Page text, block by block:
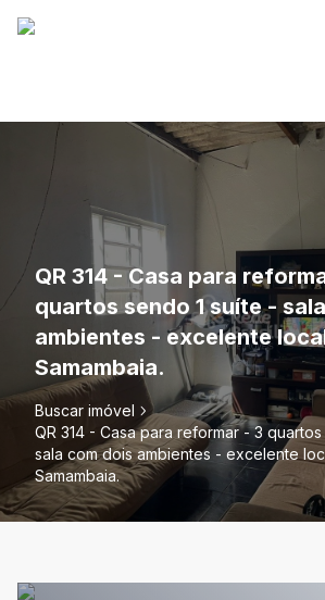
QR 314 - Casa para
quartos sendo 1 suíte -
ambientes - excelente
Samambaia.
Buscar imóvel
QR 314 - Casa para reformar - 3
sala com dois ambientes - excelente
Samambaia.